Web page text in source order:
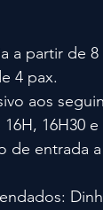
a partir de 8
4 pax.
aos
16H30 e
de entrada